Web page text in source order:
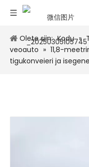
Olete siin: Kodu »
veoauto » 11,8-
tigukonveieri ja